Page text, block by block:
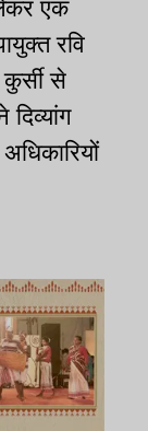
एक
रवि
से